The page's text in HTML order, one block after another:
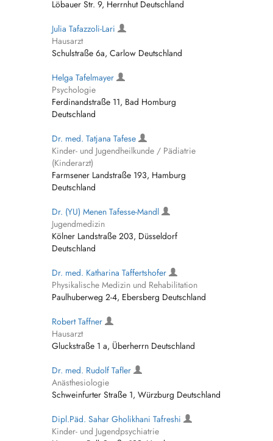
Löbauer Str. 9, Herrnhut Deutschland
Julia Tafazzoli-Lari
Hausarzt
Schulstraße 6a, Carlow Deutschland
Helga Tafelmayer
Psychologie
Ferdinandstraße 11, Bad Homburg
Deutschland
Dr. med. Tatjana Tafese
Kinder- und Jugendheilkunde / Pädiatrie
(Kinderarzt)
Farmsener Landstraße 193, Hamburg
Deutschland
Dr. (YU) Menen Tafesse-Mandl
Jugendmedizin
Kölner Landstraße 203, Düsseldorf
Deutschland
Dr. med. Katharina Taffertshofer
Physikalische Medizin und Rehabilitation
Paulhuberweg 2-4, Ebersberg Deutschland
Robert Taffner
Hausarzt
Gluckstraße 1 a, Überherrn Deutschland
Dr. med. Rudolf Tafler
Anästhesiologie
Schweinfurter Straße 1, Würzburg Deutschland
Dipl.Päd. Sahar Gholikhani Tafreshi
Kinder- und Jugendpsychiatrie